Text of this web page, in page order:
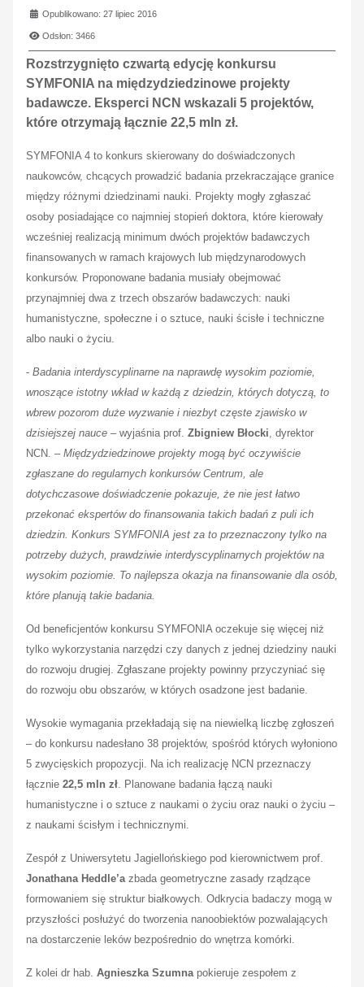
Opublikowano: 27 lipiec 2016
Odsłon: 3466
Rozstrzygnięto czwartą edycję konkursu
SYMFONIA na międzydziedzinowe projekty
badawcze. Eksperci NCN wskazali 5 projektów,
które otrzymają łącznie 22,5 mln zł.
SYMFONIA 4 to konkurs skierowany do doświadczonych
naukowców, chcących prowadzić badania przekraczające granice
między różnymi dziedzinami nauki. Projekty mogły zgłaszać
osoby posiadające co najmniej stopień doktora, które kierowały
wcześniej realizacją minimum dwóch projektów badawczych
finansowanych w ramach krajowych lub międzynarodowych
konkursów. Proponowane badania musiały obejmować
przynajmniej dwa z trzech obszarów badawczych: nauki
humanistyczne, społeczne i o sztuce, nauki ścisłe i techniczne
albo nauki o życiu.
- Badania interdyscyplinarne na naprawdę wysokim poziomie,
wnoszące istotny wkład w każdą z dziedzin, których dotyczą, to
wbrew pozorom duże wyzwanie i niezbyt częste zjawisko w
dzisiejszej nauce – wyjaśnia prof. Zbigniew Błocki , dyrektor
NCN. – Międzydziedzinowe projekty mogą być oczywiście
zgłaszane do regularnych konkursów Centrum, ale
dotychczasowe doświadczenie pokazuje, że nie jest łatwo
przekonać ekspertów do finansowania takich badań z puli ich
dziedzin. Konkurs SYMFONIA jest za to przeznaczony tylko na
potrzeby dużych, prawdziwie interdyscyplinarnych projektów na
wysokim poziomie . To najlepsza okazja na finansowanie dla osób,
które planują takie badania.
Od beneficjentów konkursu SYMFONIA oczekuje się więcej niż
tylko wykorzystania narzędzi czy danych z jednej dziedziny nauki
do rozwoju drugiej. Zgłaszane projekty powinny przyczyniać się
do rozwoju obu obszarów, w których osadzone jest badanie.
Wysokie wymagania przekładają się na niewielką liczbę zgłoszeń
– do konkursu nadesłano 38 projektów, spośród których wyłoniono
5 zwycięskich propozycji. Na ich realizację NCN przeznaczy
łącznie 22,5 mln zł . Planowane badania łączą nauki
humanistyczne i o sztuce z naukami o życiu oraz nauki o życiu –
z naukami ścisłym i technicznymi.
Zespół z Uniwersytetu Jagiellońskiego pod kierownictwem prof.
Jonathana Heddle’a zbada geometryczne zasady rządzące
formowaniem się struktur białkowych. Odkrycia badaczy mogą w
przyszłości posłużyć do tworzenia nanoobiektów pozwalających
na dostarczenie leków bezpośrednio do wnętrza komórki.
Z kolei dr hab. Agnieszka Szumna pokieruje zespołem z